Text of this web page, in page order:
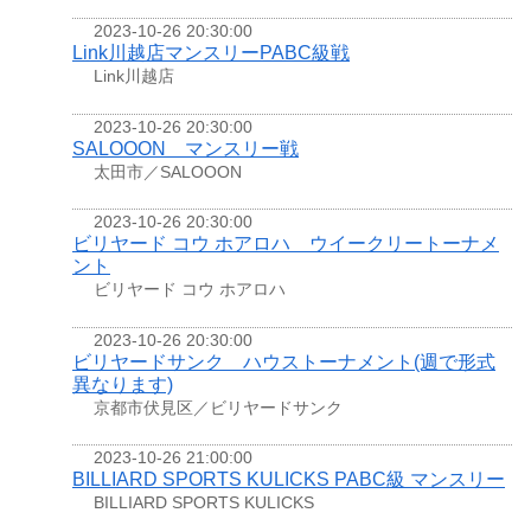
2023-10-26 20:30:00
Link川越店マンスリーPABC級戦
Link川越店
2023-10-26 20:30:00
SALOOON マンスリー戦
太田市／SALOOON
2023-10-26 20:30:00
ビリヤード コウ ホアロハ ウイークリートーナメ
ント
ビリヤード コウ ホアロハ
2023-10-26 20:30:00
ビリヤードサンク ハウストーナメント(週で形式
異なります)
京都市伏見区／ビリヤードサンク
2023-10-26 21:00:00
BILLIARD SPORTS KULICKS PABC級 マンスリー
BILLIARD SPORTS KULICKS